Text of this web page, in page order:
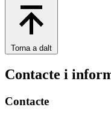
Torna a dalt
Contacte i
Contacte